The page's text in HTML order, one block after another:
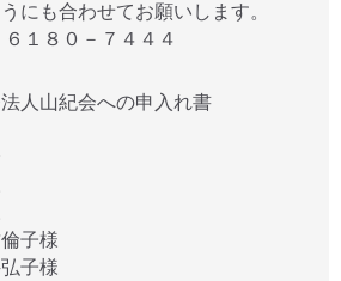
にも合わせてお願いします。
６１８０－７４４４
人山紀会への申入れ書
子様
子様